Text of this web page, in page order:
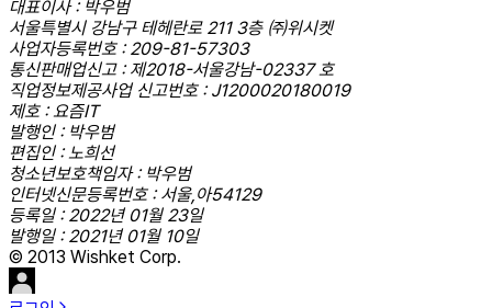
대표이사 : 박우범
서울특별시 강남구 테헤란로 211 3층 ㈜위시켓
사업자등록번호 : 209-81-57303
통신판매업신고 : 제2018-서울강남-02337 호
직업정보제공사업 신고번호 : J1200020180019
제호 : 요즘IT
발행인 : 박우범
편집인 : 노희선
청소년보호책임자 : 박우범
인터넷신문등록번호 : 서울,아54129
등록일 : 2022년 01월 23일
발행일 : 2021년 01월 10일
© 2013 Wishket Corp.